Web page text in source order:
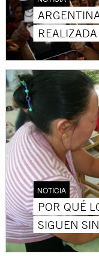
NOTICIA
POR QUÉ
SIGUEN